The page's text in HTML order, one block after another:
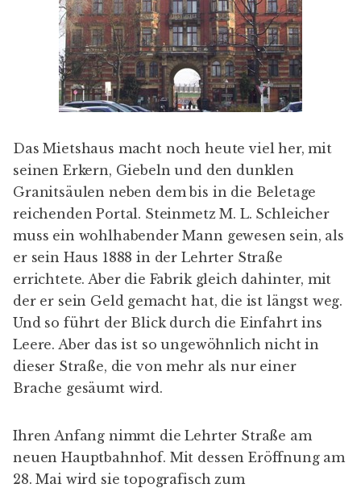
Das Mietshaus macht noch heute viel her, mit
seinen Erkern, Giebeln und den dunklen
Granitsäulen neben dem bis in die Beletage
reichenden Portal. SteinmetzM. L. Schleicher
muss ein wohlhabender Mann gewesen sein, als
er sein Haus 1888 in der Lehrter Straße
errichtete. Aber die Fabrik gleich dahinter, mit
der er sein Geld gemacht hat, die ist längst weg.
Und so führt der Blick durch die Einfahrt ins
Leere. Aber das ist so ungewöhnlich nicht in
dieser Straße, die von mehr als nur einer
Brache gesäumt wird.
Ihren Anfang nimmt die Lehrter Straße am
neuen Hauptbahnhof. Mit dessen Eröffnung am
28. Mai wird sie topografisch zum